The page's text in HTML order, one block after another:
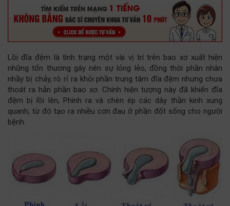
Lồi đĩa đệm là tình trạng một vài vị trí trên bao xơ xuất hiện
những tổn thương gây nên sự lỏng lẻo, đồng thời phần nhân
nhầy bị chảy, rò rỉ ra khỏi phần trung tâm đĩa đệm nhưng chưa
thoát ra hẳn phần bao xơ. Chính hiện tượng này đã khiến đĩa
đệm bị lồi lên, Phình ra và chèn ép các dây thần kinh xung
quanh, từ đó tạo ra nhiều cơn đau ở phần đốt sống cho người
bệnh.